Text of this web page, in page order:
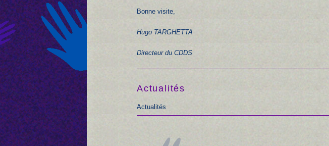
Bonne visite,
Hugo TARGHETTA
Directeur du CDDS
Actualités
Actualités